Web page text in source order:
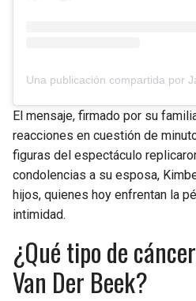
El mensaje, firmado por su
reacciones en cuestión de
figuras del espectáculo
condolencias a su esposa,
hijos, quienes hoy enfrentan la
intimidad.
¿Qué tipo de
Van Der Beek?